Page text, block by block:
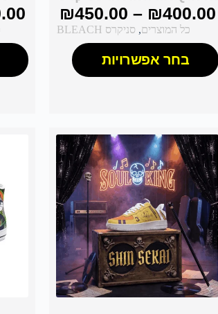
₪400.00
–
₪450.00
כל המוצרים, סניקרס BLEACH
בחר אפשרויות